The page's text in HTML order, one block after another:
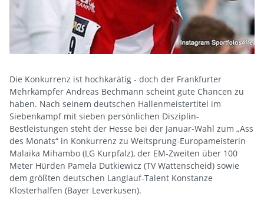
Die Konkurrenz ist hochkarätig - doch der Frankfurter
Mehrkämpfer Andreas Bechmann scheint gute Chancen zu
haben. Nach seinem deutschen Hallenmeistertitel im
Siebenkampf mit sieben persönlichen Disziplin-
Bestleistungen steht der Hesse bei der Januar-Wahl zum „Ass
des Monats“ in Konkurrenz zu Weitsprung-Europameisterin
Malaika Mihambo (LG Kurpfalz), der EM-Zweiten über 100
Meter Hürden Pamela Dutkiewicz (TV Wattenscheid) sowie
dem größten deutschen Langlauf-Talent Konstanze
Klosterhalfen (Bayer Leverkusen).